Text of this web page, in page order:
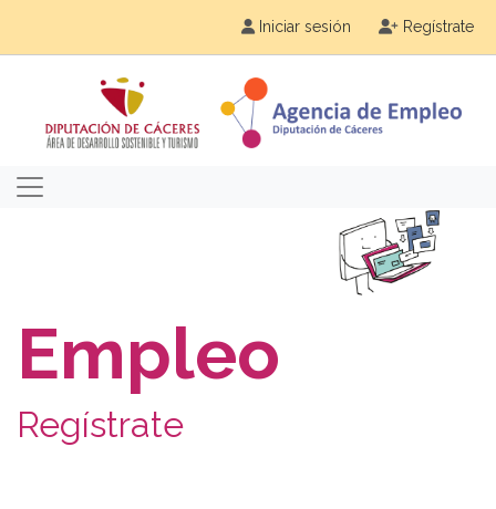
Iniciar sesión Regístrate
Empleo
Regístrate